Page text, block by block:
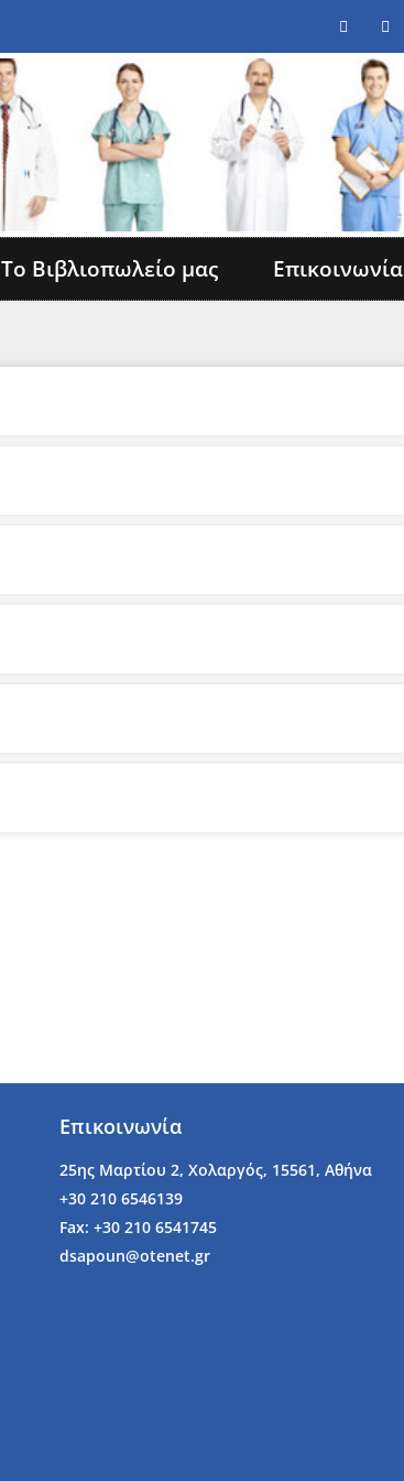
Το Βιβλιοπωλείο μας Επικοινωνία
Επικοινωνία
25ης Μαρτίου 2, Χολαργός, 15561, Αθήνα
+30 210 6546139
Fax: +30 210 6541745
dsapoun@otenet.gr